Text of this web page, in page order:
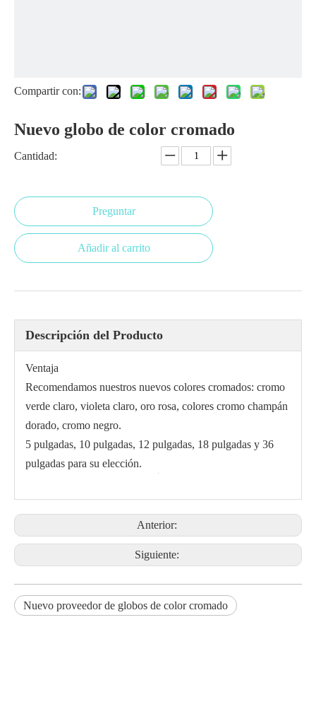
Compartir con:
Nuevo globo de color cromado
Cantidad:
Preguntar
Añadir al carrito
Descripción del Producto
Ventaja
Recomendamos nuestros nuevos colores cromados: cromo
verde claro, violeta claro, oro rosa, colores cromo champán
dorado, cromo negro.
5 pulgadas, 10 pulgadas, 12 pulgadas, 18 pulgadas y 36
pulgadas para su elección.
Anterior:
Siguiente:
Nuevo proveedor de globos de color cromado